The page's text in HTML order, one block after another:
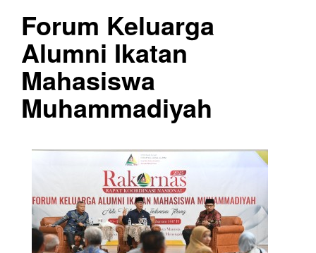
Forum Keluarga
Alumni Ikatan
Mahasiswa
Muhammadiyah